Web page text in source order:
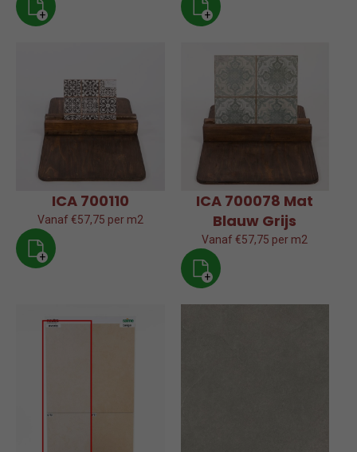
+ +
ICA 700110
Vanaf €57,75 per m2
+
ICA 700078 Mat
Blauw Grijs
Vanaf €57,75 per m2
+